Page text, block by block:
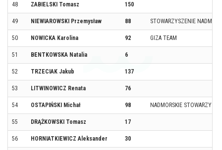
48 ZABIELSKI Tomasz 150
49 NIEWIAROWSKI Przemysław 88 STOWARZYSZENIE
50 NOWICKA Karolina 92 GIZA TEAM
51 BENTKOWSKA Natalia 6
52 TRZECIAK Jakub 137
53 LITWINOWICZ Renata 76
54 OSTAPIŃSKI Michał 98 NADMORSKIE
55 DRĄŻKOWSKI Tomasz 17
56 HORNIATKIEWICZ Aleksander 30